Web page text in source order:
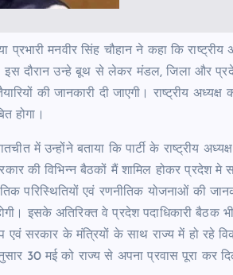
प्रभारी मनवीर सिंह चौहान ने कहा कि
दौरान उन्हे बूथ से लेकर मंडल, जिला और
की जानकारी दी जाएगी। राष्ट्रीय
होगा।
में उन्होंने बताया कि पार्टी के राष्ट्रीय
की विभिन्न बैठकों मैं शामिल होकर प्रदेश मे
परिस्थितियों एवं रणनीतिक योजनाओं
इसके अतिरिक्त वे प्रदेश पदाधिकारी बैठक
सरकार के मंत्रियों के साथ राज्य में हो रहे
30 मई को राज्य से अपना प्रवास पूरा कर